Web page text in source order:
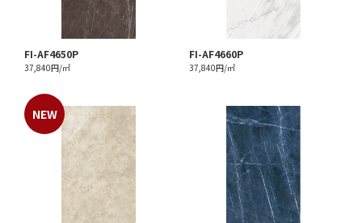
FI-AF4650P
37,840円/㎡
FI-AF4660P
37,840円/㎡